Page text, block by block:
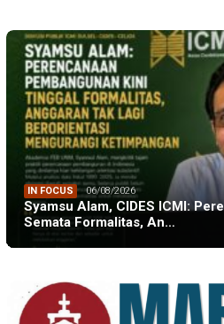
IN FOCUS 06/08/2026
Syamsu Alam, CIDES ICMI:
Semata Formalitas, An…